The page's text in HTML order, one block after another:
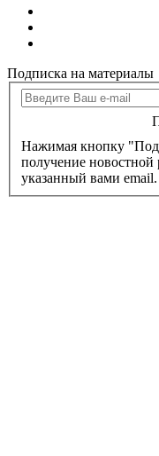
Подписка на материалы
Нажимая кнопку
получение новостной
указанный вами email.